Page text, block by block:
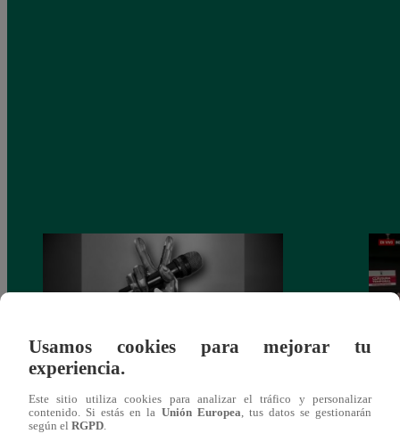
Muere exparticipante de La Voz Colombia
tras denunciar negligencia médica
Usamos cookies para mejorar tu
experiencia.
Este sitio utiliza cookies para analizar el tráfico y personalizar
contenido. Si estás en la Unión Europea, tus datos se gestionarán
según el RGPD.